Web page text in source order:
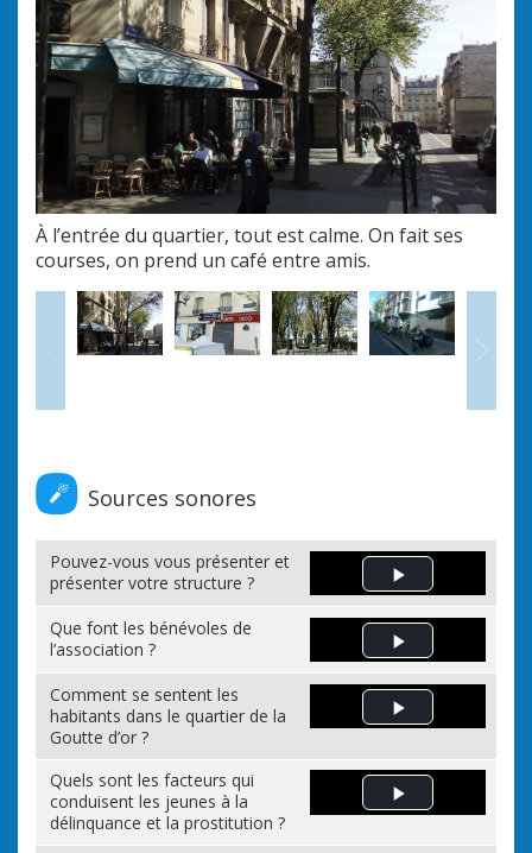
À l’entrée du quartier, tout est calme. On fait ses
courses, on prend un café entre amis.
Précédent
Sources sonores
Pouvez-vous vous présenter et
présenter votre structure ?
Play Video
Que font les bénévoles de
l’association ?
Play Video
Comment se sentent les
habitants dans le quartier de la
Goutte d’or ?
Play Video
Quels sont les facteurs qui
conduisent les jeunes à la
délinquance et la prostitution ?
Play Video